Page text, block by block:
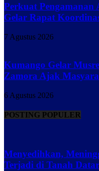
Perkuat
Gelar Rapat
7 Agustus 2026
Kumango Gelar
Zamora Ajak
6 Agustus 2026
POSTING POPULER
Menyedihkan,
Terjadi di Tanah Datar